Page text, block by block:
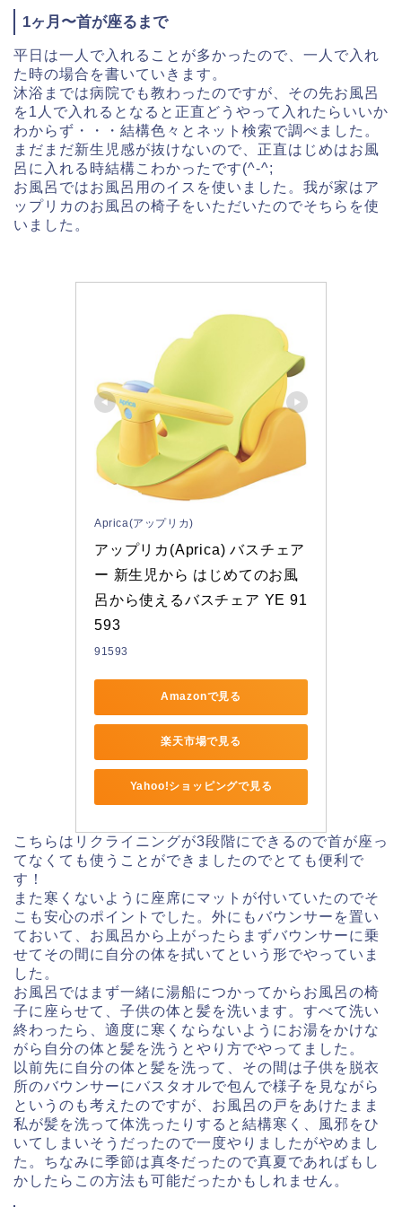
1ヶ月〜首が座るまで
平日は一人で入れることが多かったので、 一人で入れ
た時の場合を書いていきます。
沐浴までは病院でも教わったのですが、その先お風呂
を1人で入れるとなると 正直どうやって入れたらいいか
わからず・・・結構色々とネット検索で調べました。
まだまだ新生児感が抜けないので、正直はじめはお風
呂に入れる 時結構こわかったです(^-^;
お風呂ではお風呂用のイスを使いました。我が家はア
ップリカのお風呂の椅子をいただいたのでそちらを使
いました。
Aprica(アップリカ)
アップリカ(Aprica) バスチェア
ー 新生児から はじめてのお風
呂から使えるバスチェア YE 91
593
91593
Amazonで見る
楽天市場で見る
Yahoo!ショッピングで見る
こちらはリクラ イニングが3段階にできるので首が座っ
てなくても使うことができ ましたのでとても便利で
す！
また寒くないように座席にマットが付いていたのでそ
こも安心のポイントでした。 外にもバウンサーを置い
ておいて、お風呂から上がったらまずバウンサーに 乗
せてその間に自分の体を拭いてという形でやっていま
した。
お風呂ではまず一緒に湯船につかってからお風呂の椅
子に座らせて、 子供の体と髪を洗います。すべて洗い
終わったら、適度に寒くならないようにお湯をかけな
がら自分の体と髪を洗うとやり方でやってました。
以前先に自分の体と髪を洗って、その間は子供を脱衣
所のバウンサーにバスタオルで包んで様子を見ながら
というのも考えたのですが、お風呂の戸をあけたまま
私が髪を洗って体洗ったりすると結構寒く、風邪をひ
いてしまいそうだっ たので一度やりましたがやめまし
た。ちなみに季節は真冬だったので真夏であればもし
かしたらこの方法も可能だったかもしれません 。